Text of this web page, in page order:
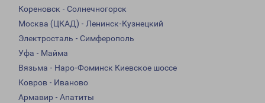
Кореновск - Солнечногорск
Москва (ЦКАД) - Ленинск-Кузнецкий
Электросталь - Симферополь
Уфа - Майма
Вязьма - Наро-Фоминск Киевское шоссе
Ковров - Иваново
Армавир - Апатиты